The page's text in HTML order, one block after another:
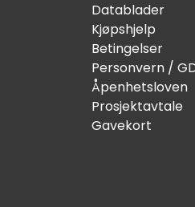
Datablader
Kjøpshjelp
Betingelser
Personvern /
Åpenhetsloven
Prosjektavtale
Gavekort